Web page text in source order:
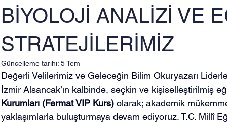
BİYOLOJİ ANALİZİ VE
STRATEJİLERİMİZ
Güncelleme tarihi: 5 Tem
Değerli Velilerimiz ve Geleceğin Bilim Okuryazarı
İzmir Alsancak’ın kalbinde, seçkin ve kişiselleştirilmiş
Kurumları (Fermat VIP Kurs) olarak; akademik
yaklaşımlarla buluşturmaya devam ediyoruz. T.C. Millî